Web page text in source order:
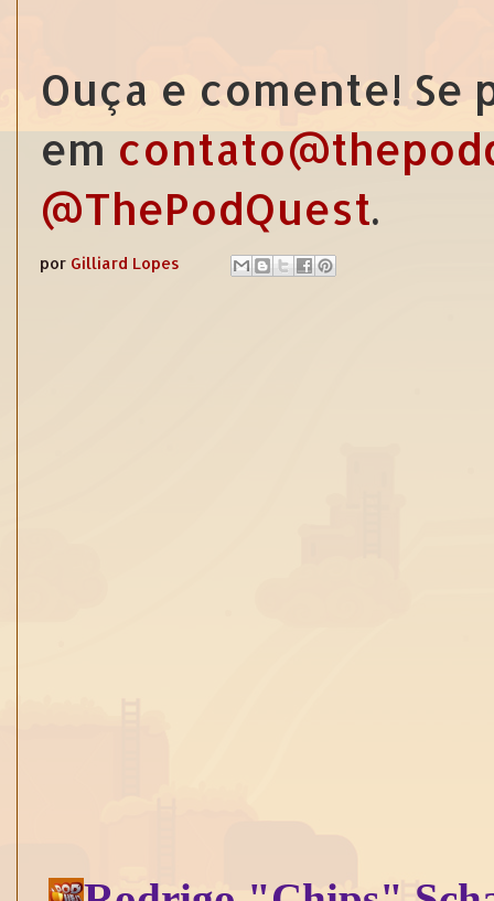
Ouça e comente!
em
@ThePodQuest.
por Gilliard Lopes